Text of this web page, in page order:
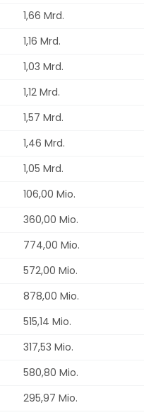
1,66 Mrd.
1,16 Mrd.
1,03 Mrd.
1,12 Mrd.
1,57 Mrd.
1,46 Mrd.
1,05 Mrd.
106,00 Mio.
360,00 Mio.
774,00 Mio.
572,00 Mio.
878,00 Mio.
515,14 Mio.
317,53 Mio.
580,80 Mio.
295,97 Mio.